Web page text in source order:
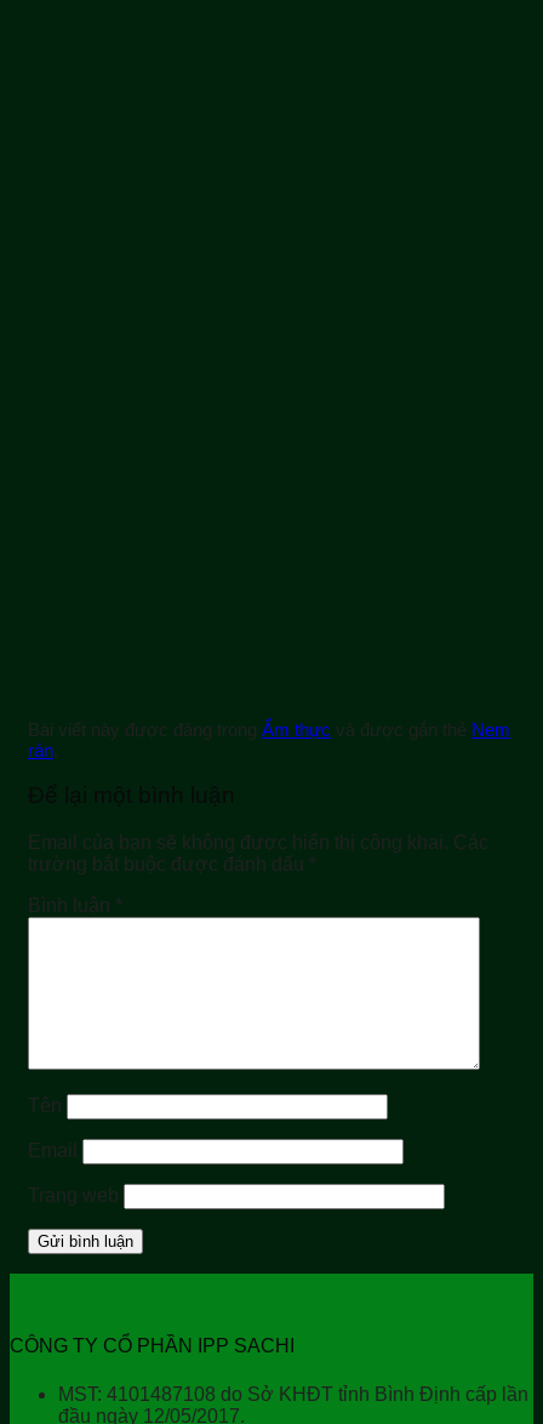
Bài viết này được đăng trong Ẩm thực và được gắn thẻ Nem
rán.
Để lại một bình luận
Email của bạn sẽ không được hiển thị công khai. Các
trường bắt buộc được đánh dấu *
Bình luận *
Tên
Email
Trang web
CÔNG TY CỔ PHẦN IPP SACHI
MST: 4101487108 do Sở KHĐT tỉnh Bình Định cấp lần
đầu ngày 12/05/2017.